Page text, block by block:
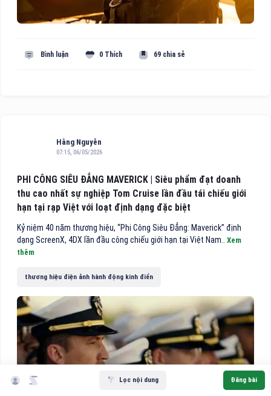
Long Giang
cấp ngày 05/04/2022
Xuân, Hà Nội
Lọc nội dung Đăng bài
Bình luận 0 Thích 69 chia sẻ
Hằng Nguyễn
07:15, 06/05/2026
PHI CÔNG SIÊU ĐẲNG MAVERICK | Siêu phẩm đạt doanh
thu cao nhất sự nghiệp Tom Cruise lần đầu tái chiếu giới
hạn tại rạp Việt với loạt định dạng đặc biệt
Kỷ niệm 40 năm thương hiệu, “Phi Công Siêu Đẳng: Maverick” định
dạng ScreenX, 4DX lần đầu công chiếu giới hạn tại Việt Nam.. Xem
thêm
thương hiệu điện ảnh hành động kinh điển